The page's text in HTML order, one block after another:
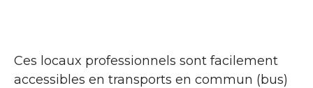
Ces locaux professionnels sont facilement
accessibles en transports en commun (bus)